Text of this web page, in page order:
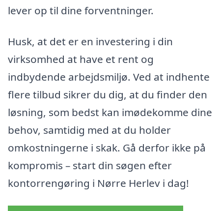
lever op til dine forventninger.
Husk, at det er en investering i din
virksomhed at have et rent og
indbydende arbejdsmiljø. Ved at indhente
flere tilbud sikrer du dig, at du finder den
løsning, som bedst kan imødekomme dine
behov, samtidig med at du holder
omkostningerne i skak. Gå derfor ikke på
kompromis – start din søgen efter
kontorrengøring i Nørre Herlev i dag!